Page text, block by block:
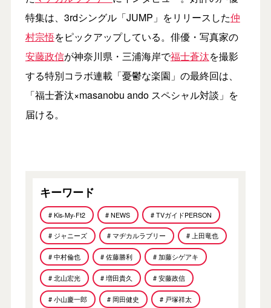
特集は、3rdシングル「JUMP」をリリースした仲
村宗悟をピックアップしている。俳優・写真家の
安藤政信が神奈川県・三浦海岸で福士蒼汰を撮影
する特別コラボ連載「憂鬱な楽園」の最終回は、
「福士蒼汰×masanobu ando スペシャル対談」を
届ける。
キーワード
# Kis-My-Ft2 # NEWS # TVガイドPERSON
# ジャニーズ # マヂカルラブリー # 上田竜也
# 中村倫也 # 佐藤勝利 # 加藤シゲアキ
# 北山宏光 # 増田貴久 # 安藤政信
# 小山慶一郎 # 岡田健史 # 戸塚祥太